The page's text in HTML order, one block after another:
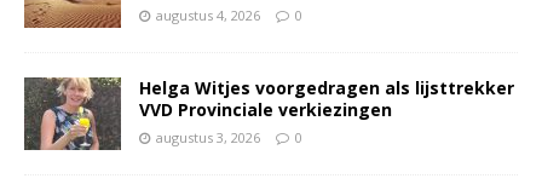
augustus 4, 2026 0
Helga Witjes voorgedragen als lijsttrekker
VVD Provinciale verkiezingen
augustus 3, 2026 0